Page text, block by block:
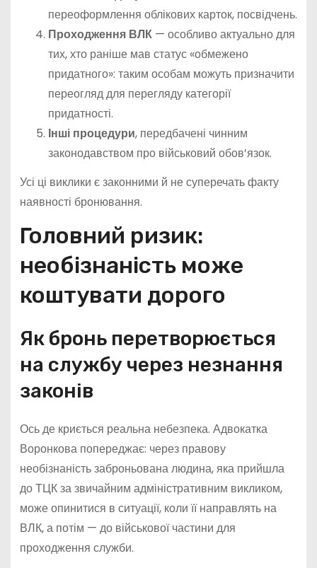
переоформлення облікових карток, посвідчень.
Проходження ВЛК— особливо актуально для
тих, хто раніше мав статус «обмежено
придатного»: таким особам можуть призначити
переогляд для перегляду категорії
придатності.
Інші процедури, передбачені чинним
законодавством про військовий обов’язок.
Усі ці виклики є законними й не суперечать факту
наявності бронювання.
Головний ризик:
необізнаність може
коштувати дорого
Як бронь перетворюється
на службу через незнання
законів
Ось де криється реальна небезпека. Адвокатка
Воронкова попереджає: через правову
необізнаність заброньована людина, яка прийшла
до ТЦК за звичайним адміністративним викликом,
може опинитися в ситуації, коли її направлять на
ВЛК, а потім — до військової частини для
проходження служби.